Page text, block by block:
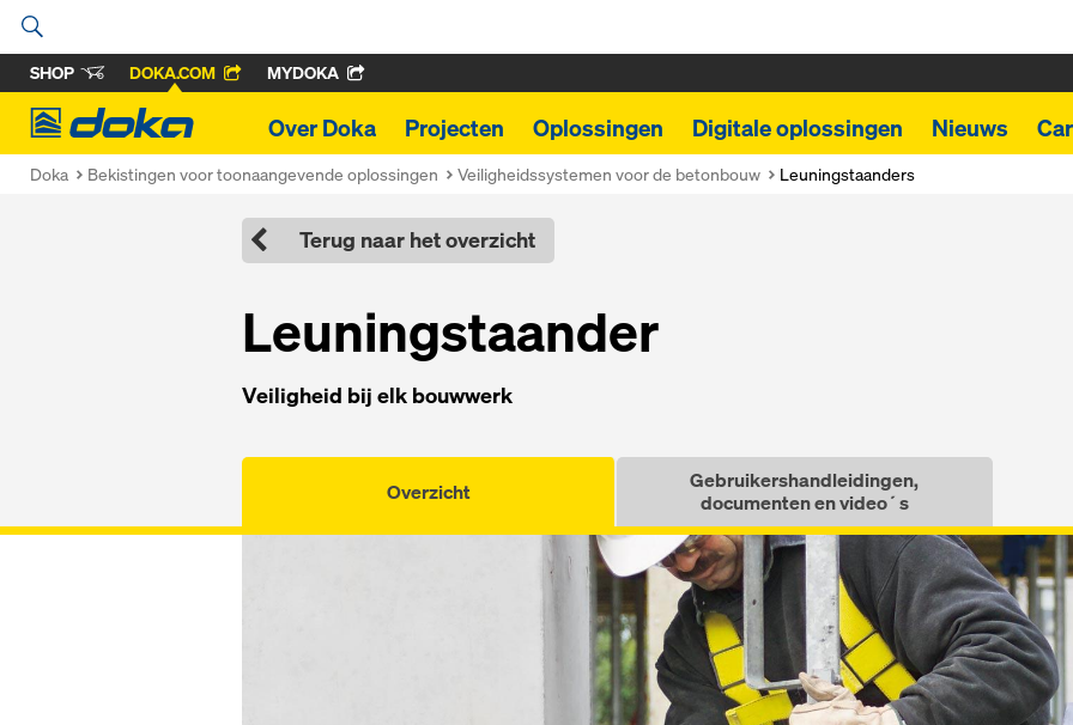
SHOP DOKA.COM MYDOKA
Doka
Over Doka Projecten Oplossingen Digitale oplossingen Nieuws
Doka Bekistingen voor toonaangevende oplossingen Veiligheidssystemen voor de betonbouw Leuningstaanders
Terug naar het overzicht
Leu­ningstaan­der
Vei­lig­heid bij elk bouw­werk
Overzicht
Gebruikershandleidingen,
documenten en video´s